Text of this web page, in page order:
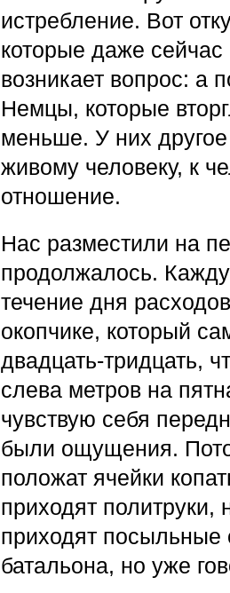
истребление. Вот
которые даже сейчас
возникает вопрос: а
Немцы, которые
меньше. У них
живому человеку, к
отношение.
Нас разместили на
продолжалось.
течение дня
окопчике, который
двадцать-тридцать,
слева метров на
чувствую себя
были ощущения.
положат ячейки
приходят политруки,
приходят посыльные
батальона, но уже